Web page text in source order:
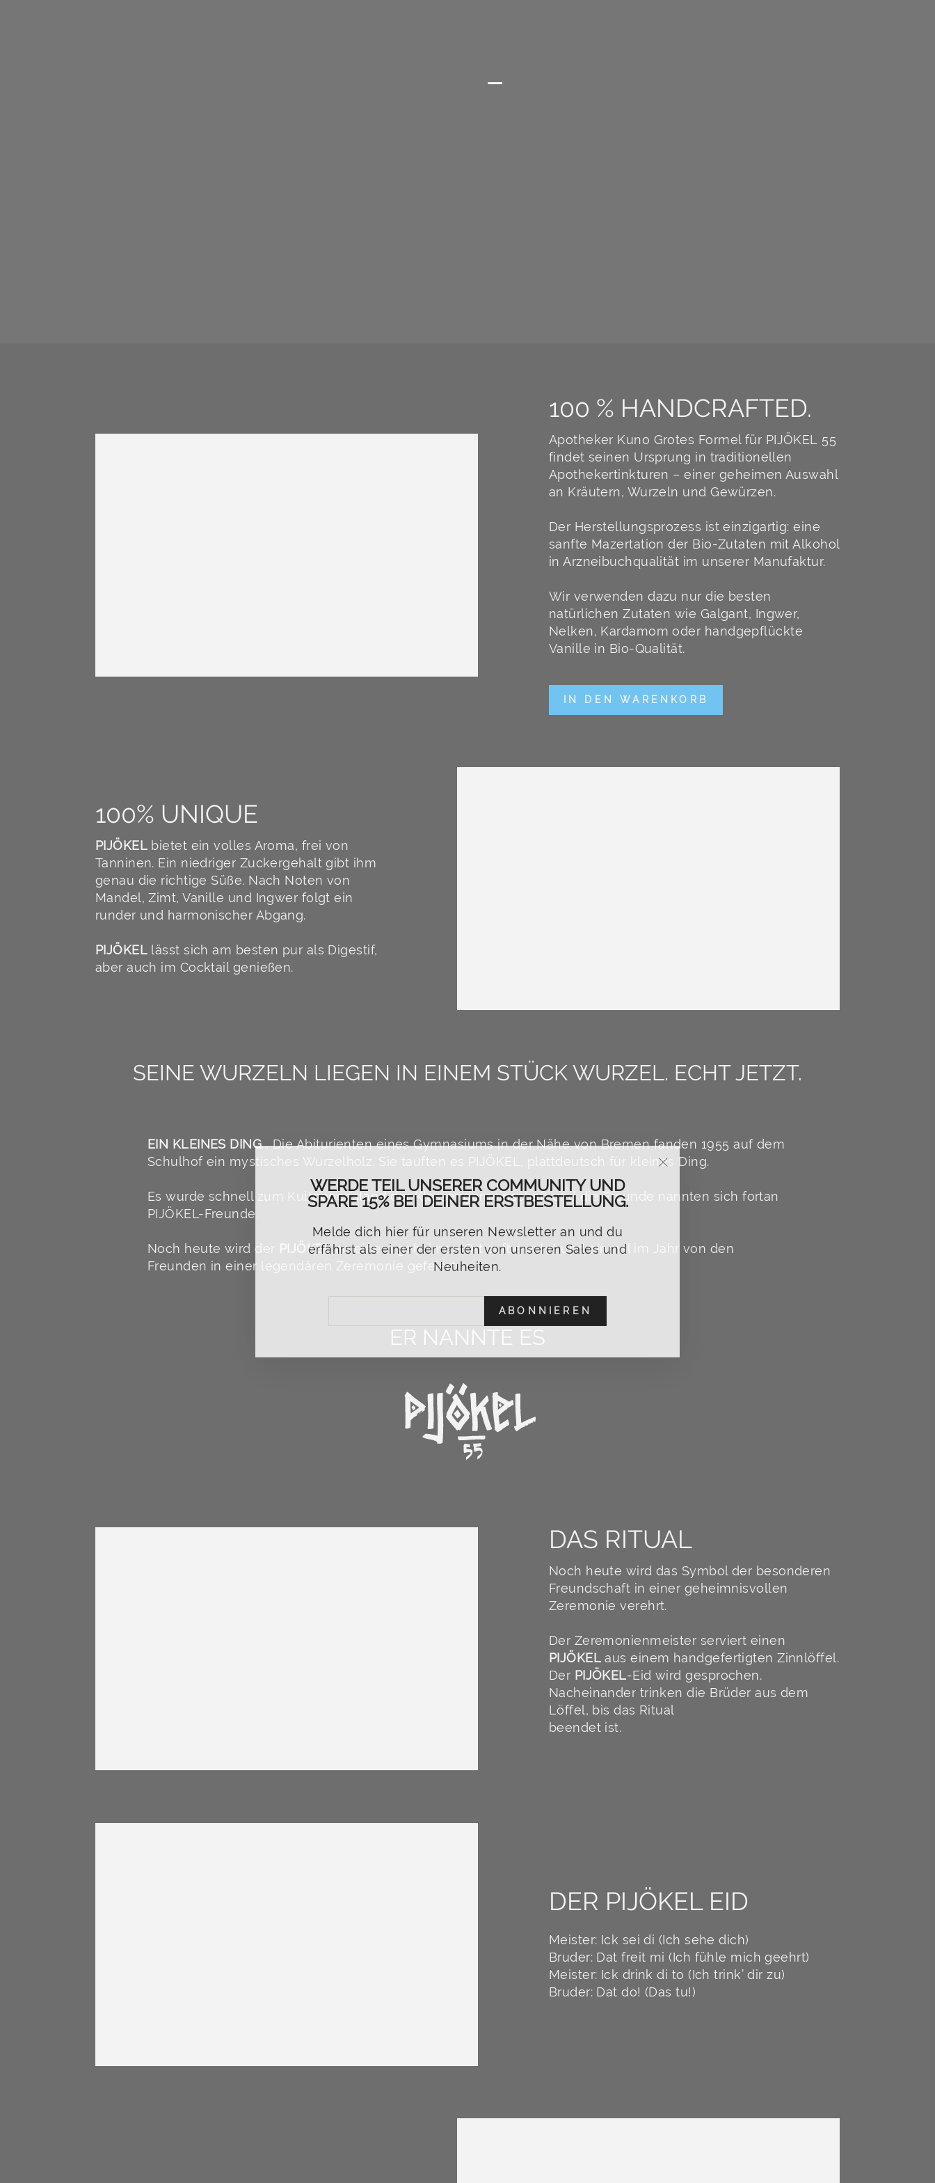
WERDE TEIL UNSERER COMMUNITY UND
SPARE 15% BEI DEINER ERSTBESTELLUNG.
Melde dich hier für unseren Newsletter an und du
erfährst als einer der ersten von unseren Sales und
Neuheiten.
ABONNIEREN
(Esc)"
100 % HANDCRAFTED.
Apotheker Kuno Grotes Formel für PIJÖKEL 55
findet seinen Ursprung in traditionellen
Apothekertinkturen – einer geheimen Auswahl
an Kräutern, Wurzeln und Gewürzen.
Der Herstellungsprozess ist einzigartig: eine
sanfte Mazertation der Bio-Zutaten mit Alkohol
in Arzneibuchqualität im unserer Manufaktur.
Wir verwenden dazu nur die besten
natürlichen Zutaten wie Galgant, Ingwer,
Nelken, Kardamom oder handgepflückte
Vanille in Bio-Qualität.
IN DEN WARENKORB
100% UNIQUE
PIJÖKELbietet ein volles Aroma, frei von
Tanninen. Ein niedriger Zuckergehalt gibt ihm
genau die richtige Süße. Nach Noten von
Mandel, Zimt, Vanille und Ingwer folgt ein
runder und harmonischer Abgang.
PIJÖKELlässt sich am besten pur als Digestif,
aber auch im Cocktail genießen.
SEINE WURZELN LIEGEN IN EINEM STÜCK WURZEL. ECHT JETZT.
EIN KLEINES DING... Die Abiturienten eines Gymnasiums in der Nähe von Bremen fanden 1955 auf dem
Schulhof ein mystisches Wurzelholz. Sie tauften es PIJÖKEL, plattdeutsch für kleines Ding.
Es wurde schnell zum Kultgegenstand der Klassengemeinschaft und die Freunde nannten sich fortan
PIJÖKEL-Freunde.
Noch heute wird der PIJÖKELan einem geheimen Ort aufbewahrt und einmal im Jahr von den
Freunden in einer legendären Zeremonie gefeiert.
ER NANNTE ES
DAS RITUAL
Noch heute wird das Symbol der besonderen
Freundschaft in einer geheimnisvollen
Zeremonie verehrt.
Der Zeremonienmeister serviert einen
PIJÖKELaus einem handgefertigten Zinnlöffel.
Der PIJÖKEL-Eid wird gesprochen.
Nacheinander trinken die Brüder aus dem
Löffel, bis das Ritual
beendet ist.
DER PIJÖKEL EID
Meister: Ick sei di (Ich sehe dich)
Bruder: Dat freit mi (Ich fühle mich geehrt)
Meister: Ick drink di to (Ich trink’ dir zu)
Bruder: Dat do! (Das tu!)